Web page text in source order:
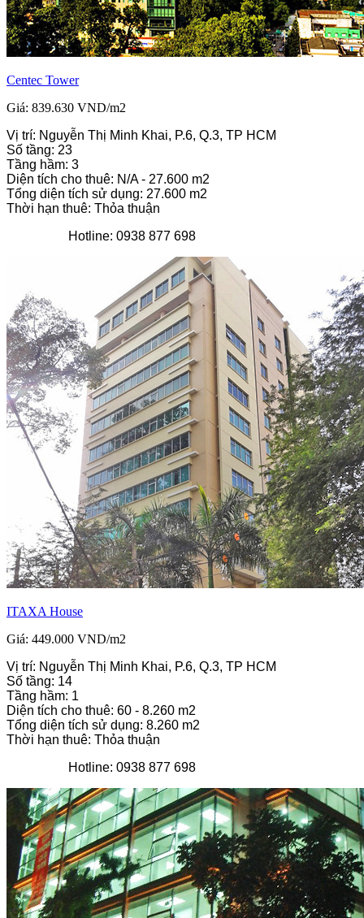
Centec Tower
Giá: 839.630 VND/m2
Vị trí: Nguyễn Thị Minh Khai, P.6, Q.3, TP HCM
Số tầng: 23
Tầng hầm: 3
Diện tích cho thuê: N/A - 27.600 m2
Tổng diện tích sử dụng: 27.600 m2
Thời hạn thuê: Thỏa thuận
Hotline: 0938 877 698
ITAXA House
Giá: 449.000 VND/m2
Vị trí: Nguyễn Thị Minh Khai, P.6, Q.3, TP HCM
Số tầng: 14
Tầng hầm: 1
Diện tích cho thuê: 60 - 8.260 m2
Tổng diện tích sử dụng: 8.260 m2
Thời hạn thuê: Thỏa thuận
Hotline: 0938 877 698